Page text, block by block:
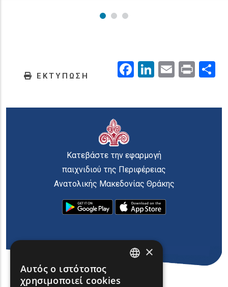
ΕΚΤΥΠΩΣΗ Facebook
LinkedIn
EmailPrint
Κατεβάστε την εφαρμογή
παιχνιδιού της Περιφέρειας
Ανατολικής Μακεδονίας Θράκης
×
Αυτός ο ιστότοπος
χρησιμοποιεί cookies